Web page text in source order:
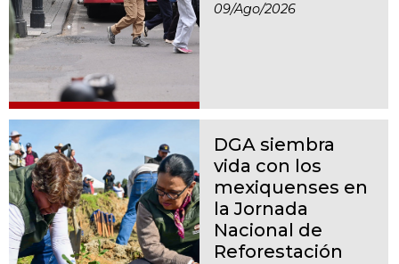
09/ago/2026
DGA siembra
vida con los
mexiquenses en
la Jornada
Nacional de
Reforestación